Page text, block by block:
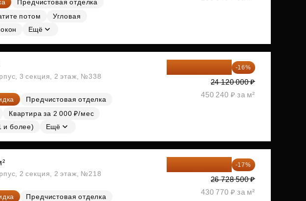
Предчистовая отделка
потом
Угловая
Ещё
3 секция, 2 этаж, №338
Предчистовая отделка
Квартира за 2 000 ₽/мес
и более)
Ещё
-16%
24 120 000 ₽
450 240 ₽ за м²
2 секция, 2 этаж, №218
Предчистовая отделка
-17%
26 728 500 ₽
430 770 ₽ за м²